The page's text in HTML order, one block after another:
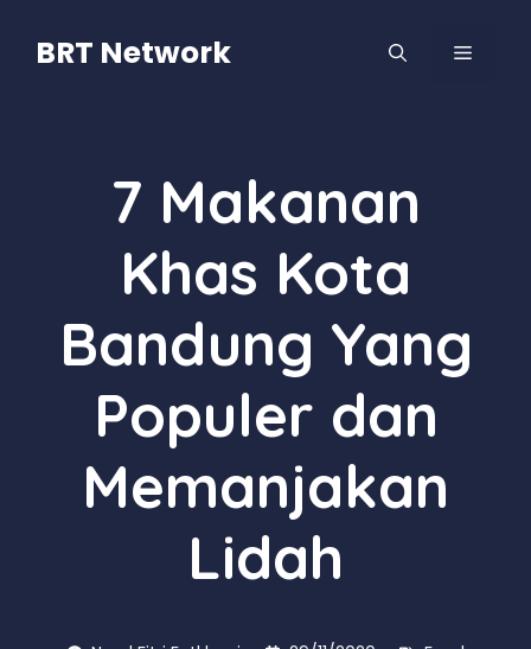
BRT Network MENU
7 Makanan
Khas Kota
Bandung Yang
Populer dan
Memanjakan
Lidah